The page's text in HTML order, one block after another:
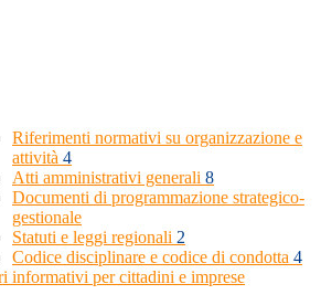
Riferimenti normativi su organizzazione e
attività 4
Atti amministrativi generali 8
Documenti di programmazione strategico-
gestionale
Statuti e leggi regionali 2
Codice disciplinare e codice di condotta 4
informativi per cittadini e imprese